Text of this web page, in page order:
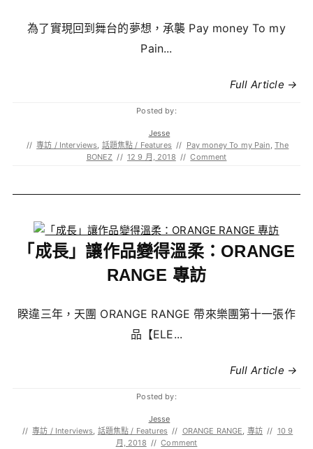
為了實現回到舞台的夢想，承襲 Pay money To my
Pain...
Full Article →
Posted by:
Jesse
// 專訪 / Interviews, 話題焦點 / Features // Pay money To my Pain, The
BONEZ // 12 9 月, 2018 // Comment
「成長」讓作品變得溫柔：ORANGE
RANGE 專訪
睽違三年，天團 ORANGE RANGE 帶來樂團第十一張作
品【ELE...
Full Article →
Posted by:
Jesse
// 專訪 / Interviews, 話題焦點 / Features // ORANGE RANGE, 專訪 // 10 9
月, 2018 // Comment